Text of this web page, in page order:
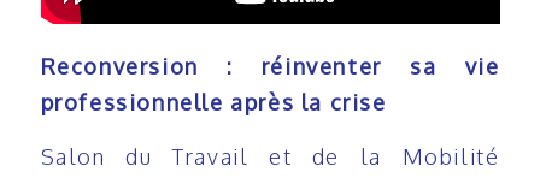
Reconversion : réinventer sa vie
professionnelle après la crise
Salon du Travail et de la Mobilité